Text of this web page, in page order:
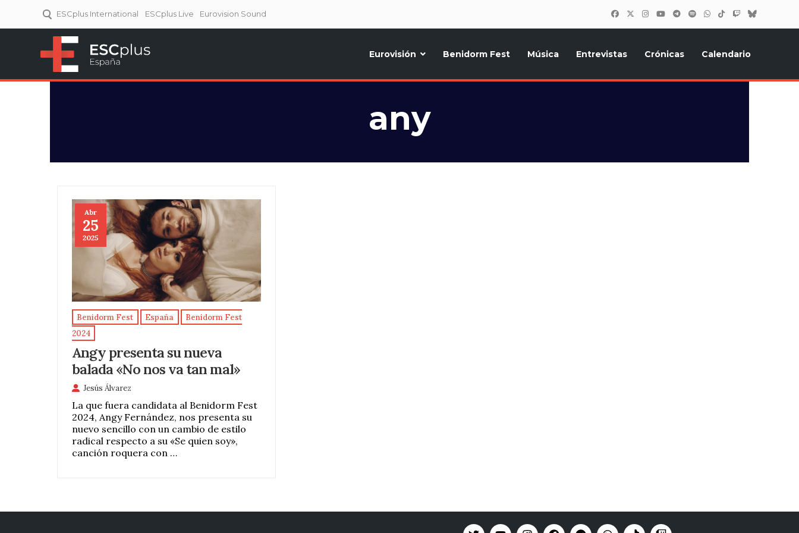
ESCplus International ESCplus Live Eurovision Sound
Eurovisión Benidorm Fest Música Entrevistas Crónicas Calendario
any
Abr
25
2025
Benidorm Fest España
Benidorm Fest
2024
Angy presenta su nueva
balada «No nos va tan mal»
Jesús Álvarez
La que fuera candidata al Benidorm Fest
2024, Angy Fernández, nos presenta su
nuevo sencillo con un cambio de estilo
radical respecto a su «Se quien soy»,
canción roquera con …